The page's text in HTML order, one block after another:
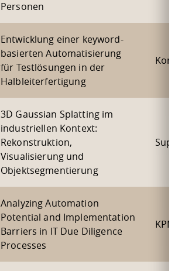
Personen
Entwicklung einer keyword-
basierten Automatisierung
für Testlösungen in der
Halbleiterfertigung
3D Gaussian Splatting im
industriellen Kontext:
Rekonstruktion,
Visualisierung und
Objektsegmentierung
Analyzing Automation
Potential and Implementation
Barriers in IT Due Diligence
Processes